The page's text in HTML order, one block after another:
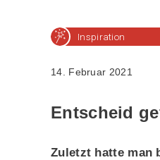
Inspiration
14. Februar 2021
Entscheid
Zuletzt hatte man